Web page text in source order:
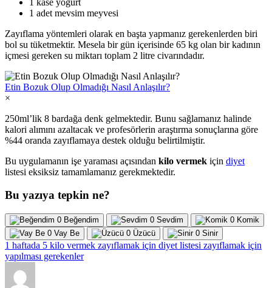
1 adet mevsim meyvesi
Zayıflama yöntemleri olarak en başta yapmanız gerekenlerden biri
bol su tüketmektir. Mesela bir gün içerisinde 65 kg olan bir kadının
içmesi gereken su miktarı toplam 2 litre civarındadır.
Etin Bozuk Olup Olmadığı Nasıl Anlaşılır?
×
250ml’lik 8 bardağa denk gelmektedir. Bunu sağlamanız halinde
kalori alımını azaltacak ve profesörlerin araştırma sonuçlarına göre
%44 oranda zayıflamaya destek olduğu belirtilmiştir.
Bu uygulamanın işe yaraması açısından kilo vermek için diyet
listesi eksiksiz tamamlamanız gerekmektedir.
Bu yazıya tepkin ne?
0 Beğendim 0 Sevdim 0 Komik
0 Vay Be 0 Üzücü 0 Sinir
1 haftada 5 kilo vermek zayıflamak için diyet listesi zayıflamak için
yapılması gerekenler